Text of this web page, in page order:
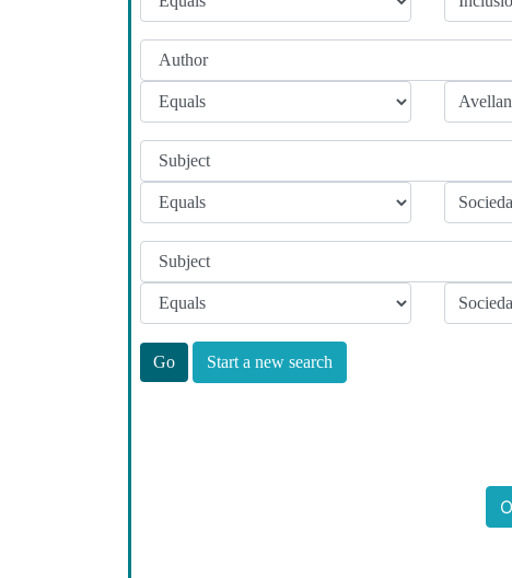
Start a new search